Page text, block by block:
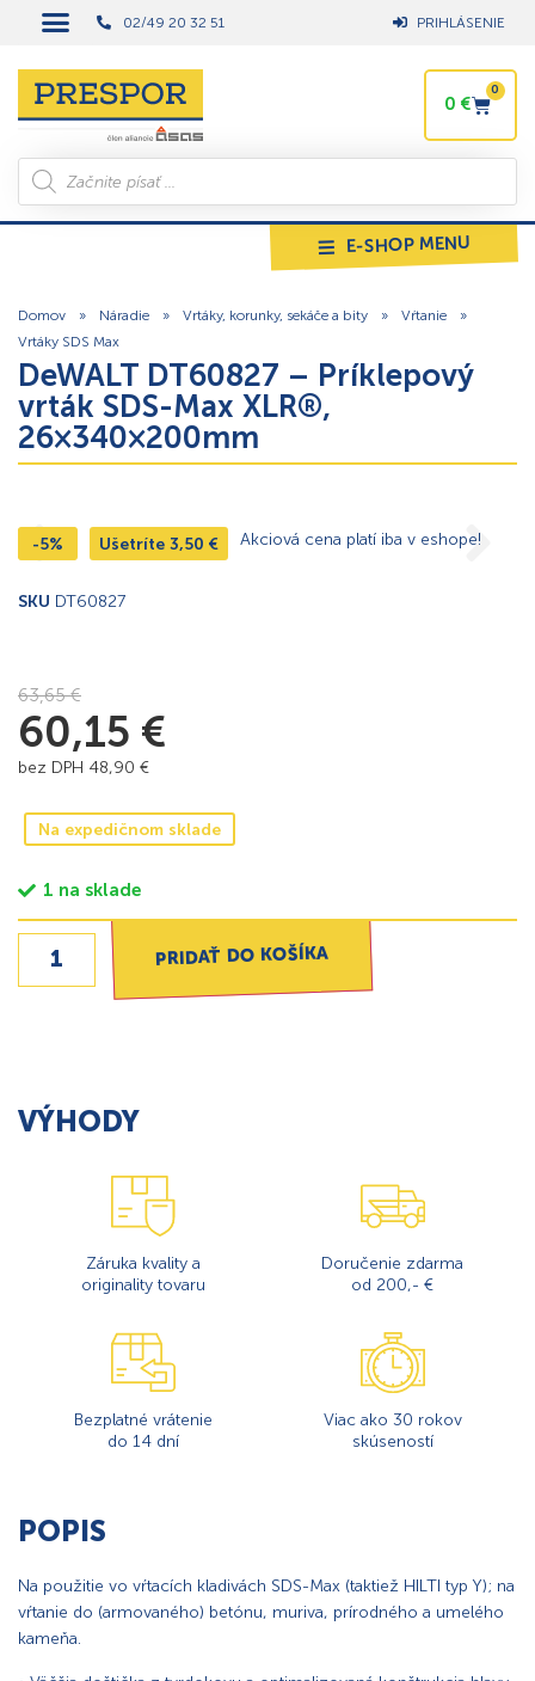
02/49 20 32 51 PRIHLÁSENIE
0 €
0
E-SHOP MENU
Domov » Náradie » Vrtáky, korunky, sekáče a bity » Vŕtanie
»
Vrtáky SDS Max
DeWALT DT60827 – Príklepový
vrták SDS-Max XLR®,
26×340×200mm
-5% Ušetríte 3,50 € Akciová cena platí iba v eshope!
SKU DT60827
63,65€
60,15 €
bez DPH 48,90 €
Na expedičnom sklade
1 na sklade
PRIDAŤ DO KOŠÍKA
VÝHODY
Záruka kvality a
originality tovaru
Doručenie zdarma
od 200,- €
Bezplatné vrátenie
do 14 dní
Viac ako 30 rokov
skúseností
POPIS
Na použitie vo vŕtacích kladivách SDS-Max (taktiež HILTI typ Y); na
vŕtanie do (armovaného) betónu, muriva, prírodného a umelého
kameňa.